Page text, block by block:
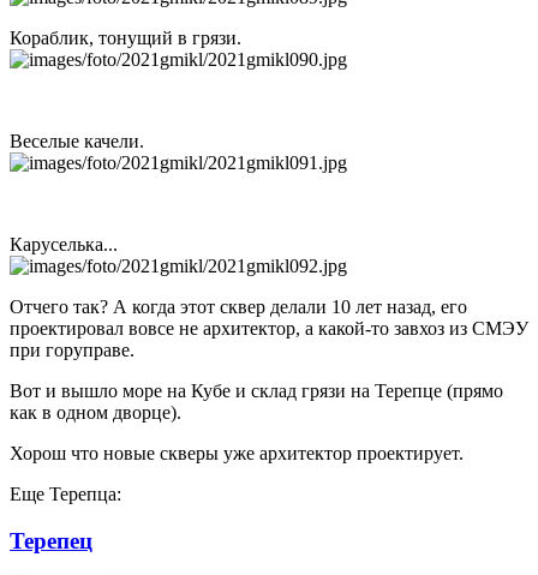
Кораблик, тонущий в грязи.
Веселые качели.
Каруселька...
Отчего так? А когда этот сквер делали 10 лет назад, его
проектировал вовсе не архитектор, а какой-то завхоз из СМЭУ
при горуправе.
Вот и вышло море на Кубе и склад грязи на Терепце (прямо
как в одном дворце).
Хорош что новые скверы уже архитектор проектирует.
Еще Терепца:
Терепец